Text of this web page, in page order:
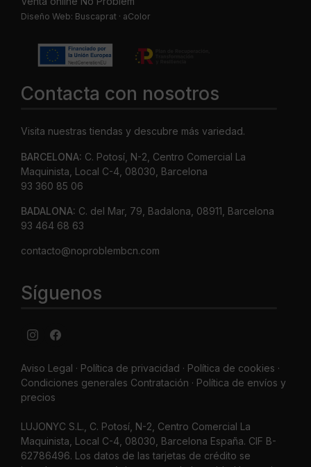
Diseño Web: Buscaprat · aColor
Contacta con nosotros
Visita nuestras tiendas y descubre más variedad.
BARCELONA: C. Potosí, N-2, Centro Comercial La
Maquinista, Local C-4, 08030, Barcelona
93 360 85 06
BADALONA: C. del Mar, 79, Badalona, 08911, Barcelona
93 464 68 63
contacto@noproblembcn.com
Síguenos
Aviso Legal · Política de privacidad · Política de cookies ·
Condiciones generales Contratación · Política de envíos y
precios
LUJONYC S.L., C. Potosí, N-2, Centro Comercial La
Maquinista, Local C-4, 08030, Barcelona España. CIF B-
62786496. Los datos de las tarjetas de crédito se